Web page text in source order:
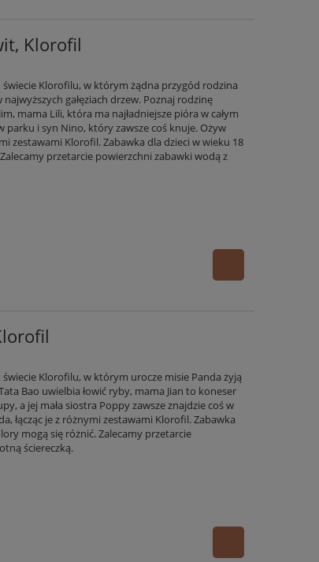
Klorofil
świecie Klorofilu, w którym żądna przygód rodzina
gałęziach drzew. Poznaj rodzinę
mama Lili, która ma najładniejsze pióra w całym
parku i syn Nino, który zawsze coś knuje. Ożyw
zestawami Klorofil. Zabawka dla dzieci w wieku 18
przetarcie powierzchni zabawki wodą z
Klorofilu, w którym urocze misie Panda żyją
Bao uwielbia łowić ryby, mama Jian to koneser
a jej mała siostra Poppy zawsze znajdzie coś w
łącząc je z różnymi zestawami Klorofil. Zabawka
mogą się różnić. Zalecamy przetarcie
ściereczką.